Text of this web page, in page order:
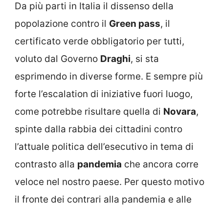
Da più parti in Italia il dissenso della
popolazione contro il Green pass, il
certificato verde obbligatorio per tutti,
voluto dal Governo Draghi, si sta
esprimendo in diverse forme. E sempre più
forte l’escalation di iniziative fuori luogo,
come potrebbe risultare quella di Novara,
spinte dalla rabbia dei cittadini contro
l’attuale politica dell’esecutivo in tema di
contrasto alla pandemia che ancora corre
veloce nel nostro paese. Per questo motivo
il fronte dei contrari alla pandemia e alle